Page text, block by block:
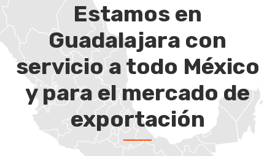
Estamos en
Guadalajara con
servicio a todo México
y para el mercado de
exportación